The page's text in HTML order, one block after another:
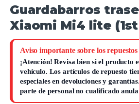
Guardabarros
Xiaomi Mi4 lite (1st
Aviso importante sobre los repuestos
¡Atención!Revisa bien si el producto
vehículo. Los artículos de repuesto
especiales en devoluciones y
parte de personal no cualificado